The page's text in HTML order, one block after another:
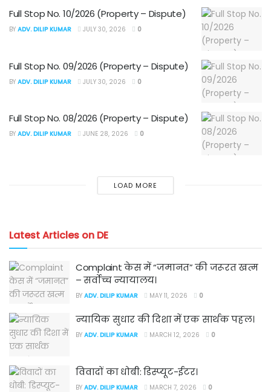
Full Stop No. 10/2026 (Property – Dispute)
BY ADV. DILIP KUMAR JULY 30, 2026 0
Full Stop No. 09/2026 (Property – Dispute)
BY ADV. DILIP KUMAR JULY 30, 2026 0
Full Stop No. 08/2026 (Property – Dispute)
BY ADV. DILIP KUMAR JUNE 28, 2026 0
LOAD MORE
Latest Articles on DE
Complaint केस में “जमानत” की जरूरत खत्म
– सर्वोच्च न्यायालय।
BY ADV. DILIP KUMAR MAY 11, 2026 0
न्यायिक सुधार की दिशा में एक सार्थक पहल।
BY ADV. DILIP KUMAR MARCH 12, 2026 0
विवादों का धोबी: डिस्प्यूट-ईटर।
BY ADV. DILIP KUMAR MARCH 7, 2026 0